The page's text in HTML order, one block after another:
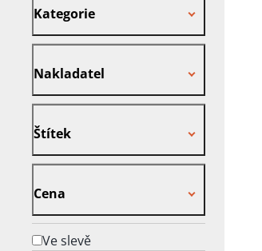
Kategorie
Nakladatel
Štítek
Cena
Ve slevě